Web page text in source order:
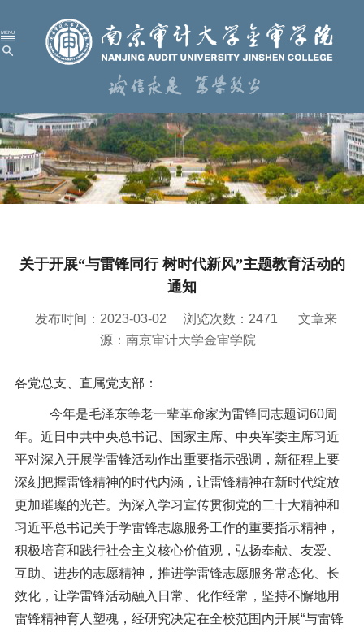
学校概况
机构设置
人才培养
招生就业
意见快递站
融合门户 访客申请
关于开展“与雷锋同行 树时代新风”主题教育活动的
通知
发布时间：2023-03-02 浏览次数： 2471
文章来
源：南京审计大学金审学院
各党总支、直属党支部：
今年是毛泽东等老一辈革命家为雷锋同志题词60周
年。近日中共中央总书记、国家主席、中央军委主席习近
平对深入开展学雷锋活动作出重要指示强调，新征程上要
深刻把握雷锋精神的时代内涵，让雷锋精神在新时代绽放
更加璀璨的光芒。为深入学习宣传贯彻党的二十大精神和
习近平总书记关于学雷锋志愿服务工作的重要指示精神，
积极培育和践行社会主义核心价值观，弘扬奉献、友爱、
互助、进步的志愿精神，推进学雷锋志愿服务常态化、长
效化，让学雷锋活动融入日常、化作经常，坚持不懈地用
雷锋精神育人塑魂，经研究决定在全校范围内开展“与雷锋